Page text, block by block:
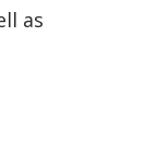
as